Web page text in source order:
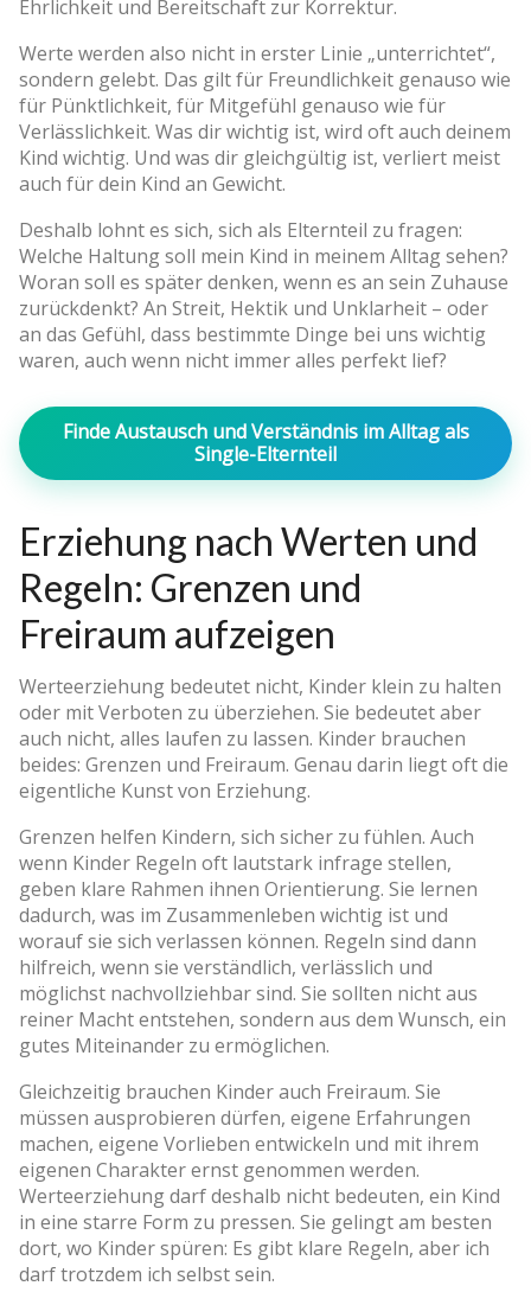
Ehrlichkeit und Bereitschaft zur Korrektur.
Werte werden also nicht in erster Linie „unterrichtet“,
sondern gelebt. Das gilt für Freundlichkeit genauso wie
für Pünktlichkeit, für Mitgefühl genauso wie für
Verlässlichkeit. Was dir wichtig ist, wird oft auch deinem
Kind wichtig. Und was dir gleichgültig ist, verliert meist
auch für dein Kind an Gewicht.
Deshalb lohnt es sich, sich als Elternteil zu fragen:
Welche Haltung soll mein Kind in meinem Alltag sehen?
Woran soll es später denken, wenn es an sein Zuhause
zurückdenkt? An Streit, Hektik und Unklarheit – oder
an das Gefühl, dass bestimmte Dinge bei uns wichtig
waren, auch wenn nicht immer alles perfekt lief?
Finde Austausch und Verständnis im Alltag als
Single-Elternteil
Erziehung nach Werten und
Regeln: Grenzen und
Freiraum aufzeigen
Werteerziehung bedeutet nicht, Kinder klein zu halten
oder mit Verboten zu überziehen. Sie bedeutet aber
auch nicht, alles laufen zu lassen. Kinder brauchen
beides: Grenzen und Freiraum. Genau darin liegt oft die
eigentliche Kunst von Erziehung.
Grenzen helfen Kindern, sich sicher zu fühlen. Auch
wenn Kinder Regeln oft lautstark infrage stellen,
geben klare Rahmen ihnen Orientierung. Sie lernen
dadurch, was im Zusammenleben wichtig ist und
worauf sie sich verlassen können. Regeln sind dann
hilfreich, wenn sie verständlich, verlässlich und
möglichst nachvollziehbar sind. Sie sollten nicht aus
reiner Macht entstehen, sondern aus dem Wunsch, ein
gutes Miteinander zu ermöglichen.
Gleichzeitig brauchen Kinder auch Freiraum. Sie
müssen ausprobieren dürfen, eigene Erfahrungen
machen, eigene Vorlieben entwickeln und mit ihrem
eigenen Charakter ernst genommen werden.
Werteerziehung darf deshalb nicht bedeuten, ein Kind
in eine starre Form zu pressen. Sie gelingt am besten
dort, wo Kinder spüren: Es gibt klare Regeln, aber ich
darf trotzdem ich selbst sein.